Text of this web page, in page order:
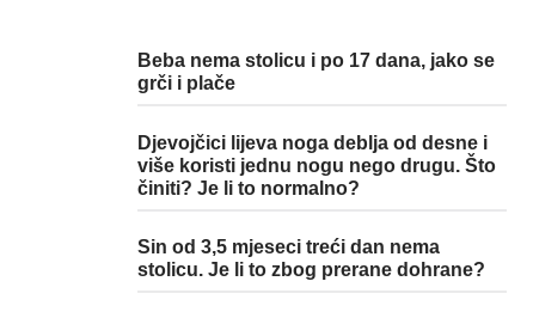
Beba nema stolicu i po 17 dana, jako se
grči i plače
Djevojčici lijeva noga deblja od desne i
više koristi jednu nogu nego drugu. Što
činiti? Je li to normalno?
Sin od 3,5 mjeseci treći dan nema
stolicu. Je li to zbog prerane dohrane?